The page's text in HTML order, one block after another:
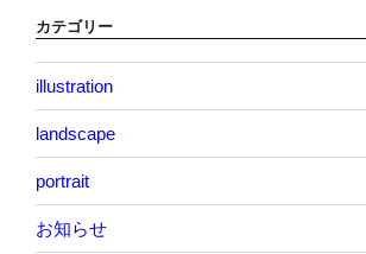
カテゴリー
illustration
landscape
portrait
お知らせ